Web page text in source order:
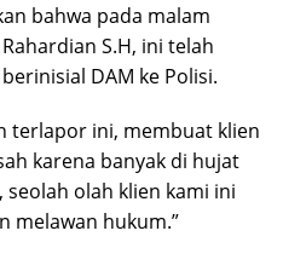
bahwa pada malam
S.H, ini telah
DAM ke Polisi.
terlapor ini, membuat klien
karena banyak di hujat
olah klien kami ini
melawan hukum.”